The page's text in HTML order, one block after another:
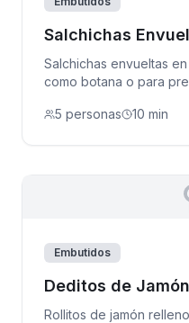
Salchichas
Salchichas envueltas
como botana o para
5 personas 10 min
Embutidos
Deditos de Jamón
Rollitos de jamón